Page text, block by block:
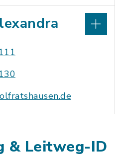
& Leitweg-ID